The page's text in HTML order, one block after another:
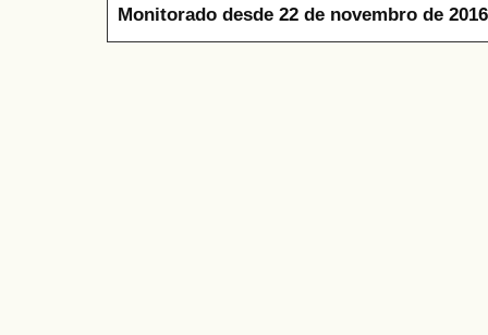
Monitorado desde 22 de novembro de